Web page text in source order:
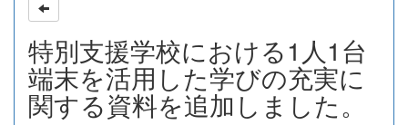
特別支援学校における1人1台
端末を活用した学びの充実に
関する資料を追加しました。